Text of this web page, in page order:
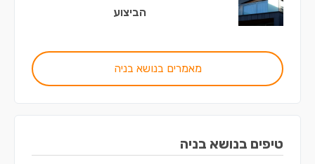
הביצוע
מאמרים בנושא בניה
טיפים בנושא בניה